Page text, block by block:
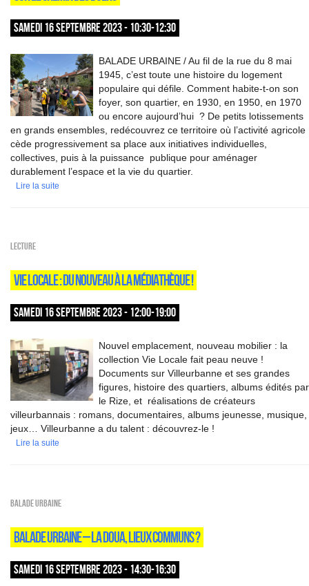
SAMEDI 16 SEPTEMBRE 2023 - 10:30-12:30
BALADE URBAINE / Au fil de la rue du 8 mai
1945, c’est toute une histoire du logement
populaire qui défile. Comment habite-t-on son
foyer, son quartier, en 1930, en 1950, en 1970
ou encore aujourd’hui ? De petits lotissements
en grands ensembles, redécouvrez ce territoire où l’activité
cède progressivement sa place aux initiatives individuelles,
collectives, puis à la puissance publique pour aménager
durablement l’espace et la vie du quartier.
Lire la suite
Lecture
VIE LOCALE : DU NOUVEAU À LA MÉDIATHÈQUE !
SAMEDI 16 SEPTEMBRE 2023 - 12:00-19:00
Nouvel emplacement, nouveau mobilier : la
collection Vie Locale fait peau neuve !
Documents sur Villeurbanne et ses grandes
figures, histoire des quartiers, albums édités par
le Rize, et réalisations de créateurs
villeurbannais : romans, documentaires, albums jeunesse, musique,
jeux… Villeurbanne a du talent : découvrez-le !
Lire la suite
Balade urbaine
BALADE URBAINE – LA DOUA, LIEUX COMMUNS ?
SAMEDI 16 SEPTEMBRE 2023 - 14:30-16:30